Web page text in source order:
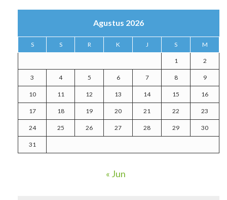
Agustus 2026
S S R K J S M
1 2
3 4 5 6 7 8 9
10 11 12 13 14 15 16
17 18 19 20 21 22 23
24 25 26 27 28 29 30
31
« Jun